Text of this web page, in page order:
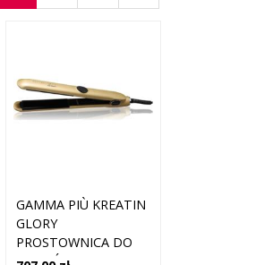
GAMMA PIÙ KREATIN
GLORY
PROSTOWNICA DO
WŁOSÓW 1 SZT.